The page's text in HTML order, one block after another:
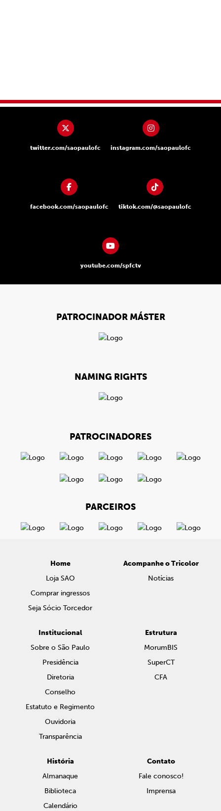
twitter.com/saopaulofc instagram.com/saopaulofc
facebook.com/saopaulofc tiktok.com/@saopaulofc
youtube.com/spfctv
PATROCINADOR MÁSTER
NAMING RIGHTS
PATROCINADORES
PARCEIROS
Home
Loja SAO
Comprar ingressos
Seja Sócio Torcedor
Acompanhe o Tricolor
Notícias
Institucional
Sobre o São Paulo
Presidência
Diretoria
Conselho
Estatuto e Regimento
Ouvidoria
Transparência
Estrutura
MorumBIS
SuperCT
CFA
História
Almanaque
Biblioteca
Calendário
Contato
Fale conosco!
Imprensa